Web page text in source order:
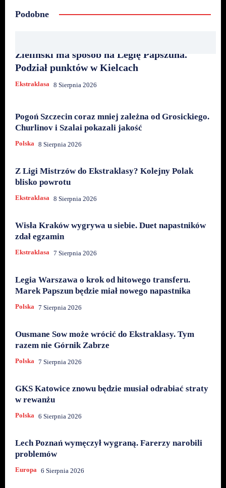
Podobne
Zieliński ma sposób na Legię Papszuna.
Podział punktów w Kielcach
Ekstraklasa 8 Sierpnia 2026
Pogoń Szczecin coraz mniej zależna od Grosickiego.
Churlinov i Szalai pokazali jakość
Polska 8 Sierpnia 2026
Z Ligi Mistrzów do Ekstraklasy? Kolejny Polak
blisko powrotu
Ekstraklasa 8 Sierpnia 2026
Wisła Kraków wygrywa u siebie. Duet napastników
zdał egzamin
Ekstraklasa 7 Sierpnia 2026
Legia Warszawa o krok od hitowego transferu.
Marek Papszun będzie miał nowego napastnika
Polska 7 Sierpnia 2026
Ousmane Sow może wrócić do Ekstraklasy. Tym
razem nie Górnik Zabrze
Polska 7 Sierpnia 2026
GKS Katowice znowu będzie musiał odrabiać straty
w rewanżu
Polska 6 Sierpnia 2026
Lech Poznań wymęczył wygraną. Farerzy narobili
problemów
Europa 6 Sierpnia 2026